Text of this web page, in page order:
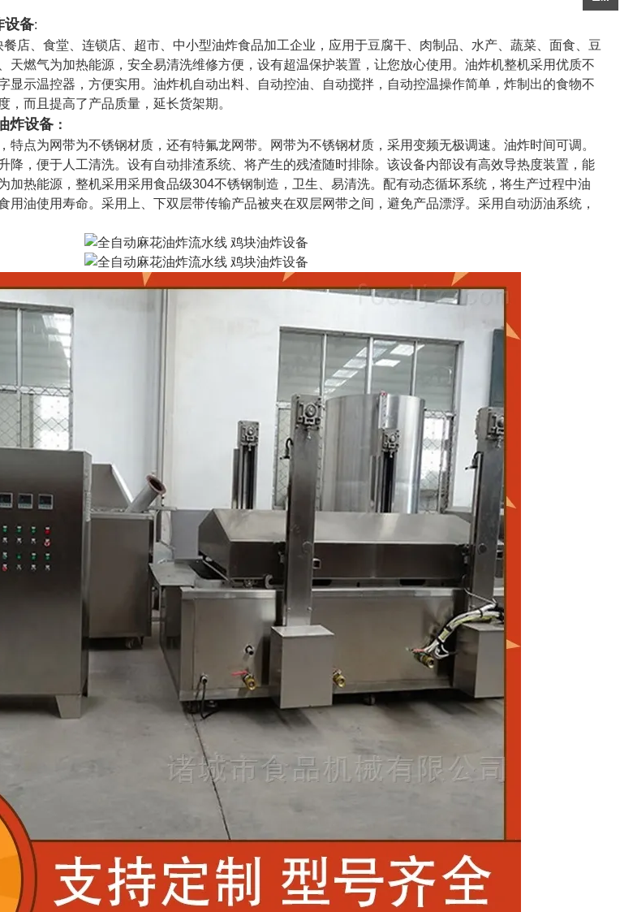
设备:
店、食堂、连锁店、超市、中小型油炸食品加工企业，应用于豆腐干、肉制品、水产、蔬菜、面食、豆
天燃气为加热能源，安全易清洗维修方便，设有超温保护装置，让您放心使用。 油炸机整机采用优质不
显示温控器，方便实用。 油炸机自动出料、自动控油、自动搅拌，自动控温操作简单，炸制出的食物不
而且提高了产品质量，延长货架期。
炸设备 ：
点为网带为不锈钢材质，还有特氟龙网带。网带为不锈钢材质，采用变频无极调速。油炸时间可调。
降，便于人工清洗。设有自动排渣系统、将产生的残渣随时排除。该设备内部设有高效导热度装置，能
加热能源，整机采用采用食品级304不锈钢制造，卫生、易清洗。配有动态循坏系统，将生产过程中油
用油使用寿命。采用上、下双层带传输产品被夹在双层网带之间，避免产品漂浮。采用自动沥油系统，